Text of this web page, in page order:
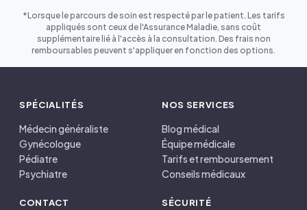
*Lorsque le parcours de soin est respecté par le patient. Les tarifs
appliqués sont ceux de l'Assurance Maladie, sans coût
supplémentaire lié à l'accès à la consultation. Des frais non
remboursables peuvent s'appliquer en fonction des options.
SPÉCIALITÉS
Médecin généraliste
Gynécologue
Pédiatre
Psychiatre
NOS SERVICES
Blog médical
Équipe médicale
Tarifs et remboursement
Conseils médicaux
CONTACT SÉCURITÉ